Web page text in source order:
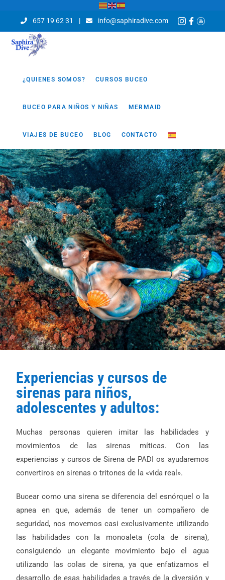
657 19 62 31 | info@saphiradive.com
¿QUIENES SOMOS? CURSOS BUCEO
BUCEO PARA NIÑOS Y NIÑAS MERMAID
VIAJES DE BUCEO BLOG CONTACTO
Experiencias y cursos de
sirenas para niños,
adolescentes y adultos:
Muchas personas quieren imitar las habilidades y
movimientos de las sirenas míticas. Con las
experiencias y cursos de Sirena de PADI os ayudaremos
convertiros en sirenas o tritones de la «vida real».
Bucear como una sirena se diferencia del esnórquel o la
apnea en que, además de tener un compañero de
seguridad, nos movemos casi exclusivamente utilizando
las habilidades con la monoaleta (cola de sirena),
consiguiendo un elegante movimiento bajo el agua
utilizando las colas de sirena, ya que enfatizamos el
desarrollo de esas habilidades a través de la diversión y